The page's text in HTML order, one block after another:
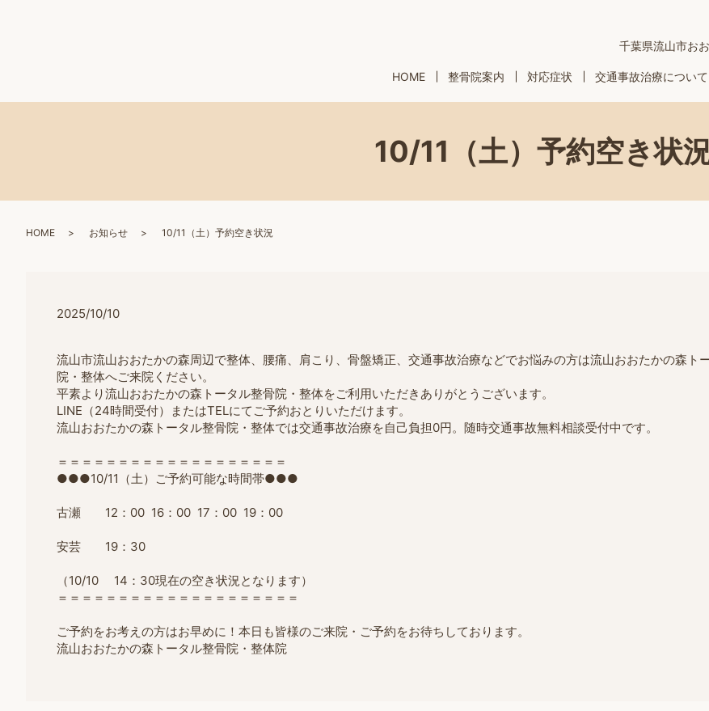
千葉県流山市お
HOME 整骨院案内 対応症状 交通事故治療について
10/11（土）予約空き状
HOME お知らせ 10/11（土）予約空き状況
2025/10/10
流山市流山おおたかの森周辺で整体、腰痛、肩こり、骨盤矯正、交通事故治療などでお悩みの方は流山おおたかの森ト
院・整体へご来院ください。
平素より流山おおたかの森トータル整骨院・整体をご利用いただきありがとうございます。
LINE（24時間受付）またはTELにてご予約おとりいただけます。
流山おおたかの森トータル整骨院・整体では交通事故治療を自己負担0円。随時交通事故無料相談受付中です。
＝＝＝＝＝＝＝＝＝＝＝＝＝＝＝＝＝＝＝
●●●10/11（土）ご予約可能な時間帯●●●
古瀬 12：00 16：00 17：00 19：00
安芸 19：30
（10/10 14：30現在の空き状況となります）
＝＝＝＝＝＝＝＝＝＝＝＝＝＝＝＝＝＝＝＝
ご予約をお考えの方はお早めに！本日も皆様のご来院・ご予約をお待ちしております。
流山おおたかの森トータル整骨院・整体院